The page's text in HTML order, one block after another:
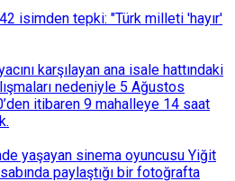
isimden tepki: "Türk milleti 'hayır'
karşılayan ana isale hattındaki
nedeniyle 5 Ağustos
itibaren 9 mahalleye 14 saat
yaşayan sinema oyuncusu Yiğit
paylaştığı bir fotoğrafta